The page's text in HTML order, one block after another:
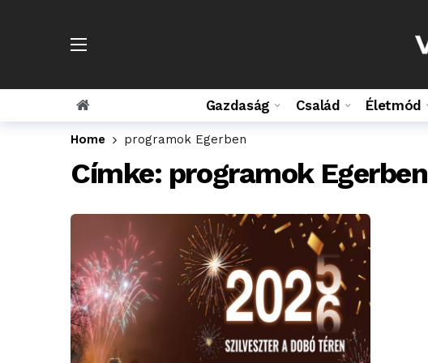
Gazdaság Család Életmód
Home programok Egerben
Címke: programok Egerben